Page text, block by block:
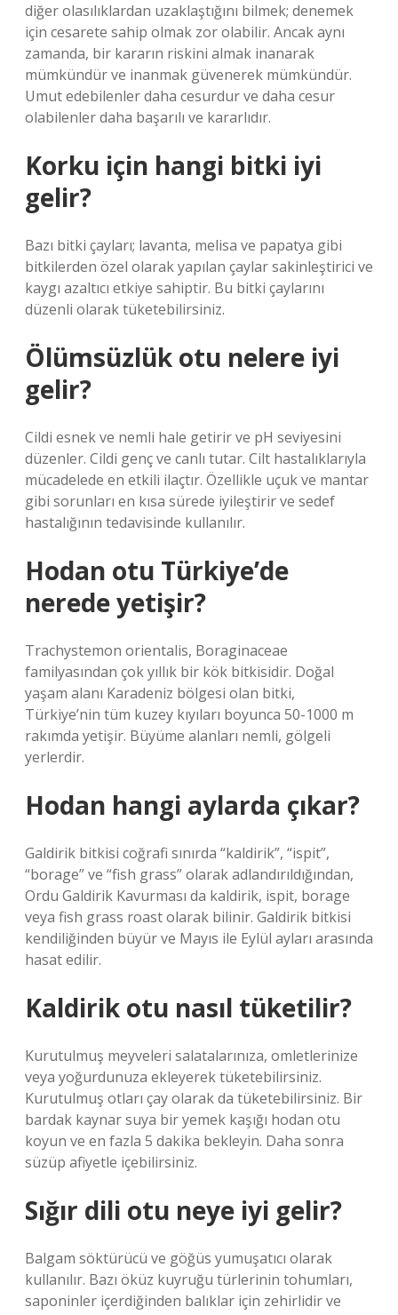
diğer olasılıklardan uzaklaştığını bilmek; denemek
için cesarete sahip olmak zor olabilir. Ancak aynı
zamanda, bir kararın riskini almak inanarak
mümkündür ve inanmak güvenerek mümkündür.
Umut edebilenler daha cesurdur ve daha cesur
olabilenler daha başarılı ve kararlıdır.
Korku için hangi bitki iyi
gelir?
Bazı bitki çayları; lavanta, melisa ve papatya gibi
bitkilerden özel olarak yapılan çaylar sakinleştirici ve
kaygı azaltıcı etkiye sahiptir. Bu bitki çaylarını
düzenli olarak tüketebilirsiniz.
Ölümsüzlük otu nelere iyi
gelir?
Cildi esnek ve nemli hale getirir ve pH seviyesini
düzenler. Cildi genç ve canlı tutar. Cilt hastalıklarıyla
mücadelede en etkili ilaçtır. Özellikle uçuk ve mantar
gibi sorunları en kısa sürede iyileştirir ve sedef
hastalığının tedavisinde kullanılır.
Hodan otu Türkiye’de
nerede yetişir?
Trachystemon orientalis, Boraginaceae
familyasından çok yıllık bir kök bitkisidir. Doğal
yaşam alanı Karadeniz bölgesi olan bitki,
Türkiye’nin tüm kuzey kıyıları boyunca 50-1000 m
rakımda yetişir. Büyüme alanları nemli, gölgeli
yerlerdir.
Hodan hangi aylarda çıkar?
Galdirik bitkisi coğrafi sınırda “kaldirik”, “ispit”,
“borage” ve “fish grass” olarak adlandırıldığından,
Ordu Galdirik Kavurması da kaldirik, ispit, borage
veya fish grass roast olarak bilinir. Galdirik bitkisi
kendiliğinden büyür ve Mayıs ile Eylül ayları arasında
hasat edilir.
Kaldirik otu nasıl tüketilir?
Kurutulmuş meyveleri salatalarınıza, omletlerinize
veya yoğurdunuza ekleyerek tüketebilirsiniz.
Kurutulmuş otları çay olarak da tüketebilirsiniz. Bir
bardak kaynar suya bir yemek kaşığı hodan otu
koyun ve en fazla 5 dakika bekleyin. Daha sonra
süzüp afiyetle içebilirsiniz.
Sığır dili otu neye iyi gelir?
Balgam söktürücü ve göğüs yumuşatıcı olarak
kullanılır. Bazı öküz kuyruğu türlerinin tohumları,
saponinler içerdiğinden balıklar için zehirlidir ve